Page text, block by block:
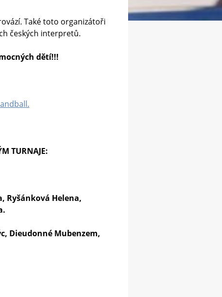
Také toto organizátoři
českých interpretů.
dětí!!!
TURNAJE:
Ryšánková Helena,
Dieudonné Mubenzem,